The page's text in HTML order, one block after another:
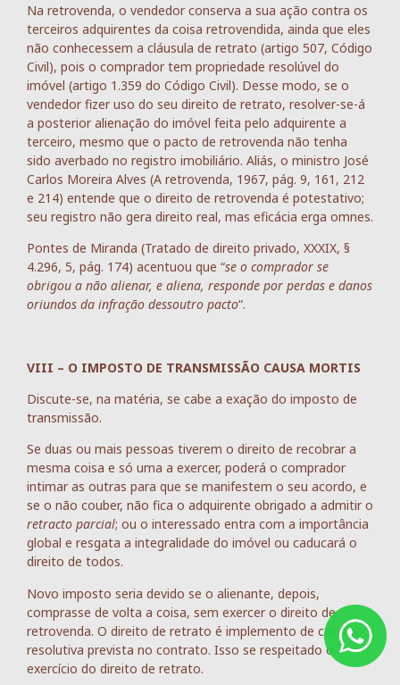
Na retrovenda, o vendedor conserva a sua ação contra os
terceiros adquirentes da coisa retrovendida, ainda que eles
não conhecessem a cláusula de retrato (artigo 507, Código
Civil), pois o comprador tem propriedade resolúvel do
imóvel (artigo 1.359 do Código Civil). Desse modo, se o
vendedor fizer uso do seu direito de retrato, resolver-se-á
a posterior alienação do imóvel feita pelo adquirente a
terceiro, mesmo que o pacto de retrovenda não tenha
sido averbado no registro imobiliário. Aliás, o ministro José
Carlos Moreira Alves (A retrovenda, 1967, pág. 9, 161, 212
e 214) entende que o direito de retrovenda é potestativo;
seu registro não gera direito real, mas eficácia erga omnes.
Pontes de Miranda (Tratado de direito privado, XXXIX, §
4.296, 5, pág. 174) acentuou que “se o comprador se
obrigou a não alienar, e aliena, responde por perdas e danos
oriundos da infração dessoutro pacto“.
VIII – O IMPOSTO DE TRANSMISSÃO CAUSA MORTIS
Discute-se, na matéria, se cabe a exação do imposto de
transmissão.
Se duas ou mais pessoas tiverem o direito de recobrar a
mesma coisa e só uma a exercer, poderá o comprador
intimar as outras para que se manifestem o seu acordo, e
se o não couber, não fica o adquirente obrigado a admitir o
retracto parcial; ou o interessado entra com a importância
global e resgata a integralidade do imóvel ou caducará o
direito de todos.
Novo imposto seria devido se o alienante, depois,
comprasse de volta a coisa, sem exercer o direito de
retrovenda. O direito de retrato é implemento de condição
resolutiva prevista no contrato. Isso se respeitado o
exercício do direito de retrato.